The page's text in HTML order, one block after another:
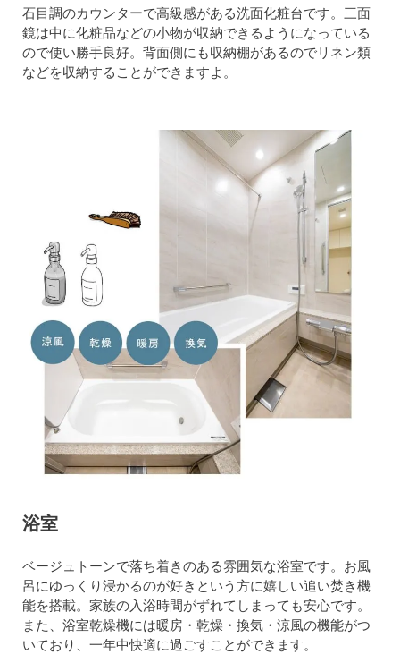
石目調のカウンターで高級感がある洗面化粧台です。三面
鏡は中に化粧品などの小物が収納できるようになっている
ので使い勝手良好。背面側にも収納棚があるのでリネン類
などを収納することができますよ。
浴室
ベージュトーンで落ち着きのある雰囲気な浴室です。お風
呂にゆっくり浸かるのが好きという方に嬉しい追い焚き機
能を搭載。家族の入浴時間がずれてしまっても安心です。
また、浴室乾燥機には暖房・乾燥・換気・涼風の機能がつ
いており、一年中快適に過ごすことができます。